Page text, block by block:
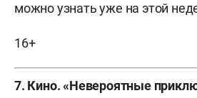
можно узнать уже на этой
16+
7. Кино. «Невероятные